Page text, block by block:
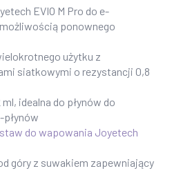
EVIO M Pro do e-
ponownego
użytku z
siatkowymi o rezystancji 0,8
idealna do płynów do
płynów
do wapowania Joyetech
góry z suwakiem zapewniający